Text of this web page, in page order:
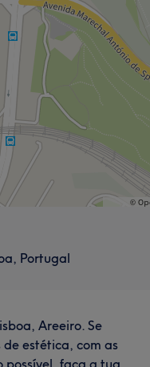
Portugal
Areeiro. Se
estética, com as
possível, faça a tua